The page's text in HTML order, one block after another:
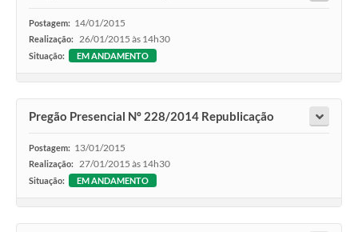
Postagem: 14/01/2015
Realização: 26/01/2015 às 14h30
Situação: EM ANDAMENTO
Pregão Presencial Nº 228/2014 Republicação
Postagem: 13/01/2015
Realização: 27/01/2015 às 14h30
Situação: EM ANDAMENTO